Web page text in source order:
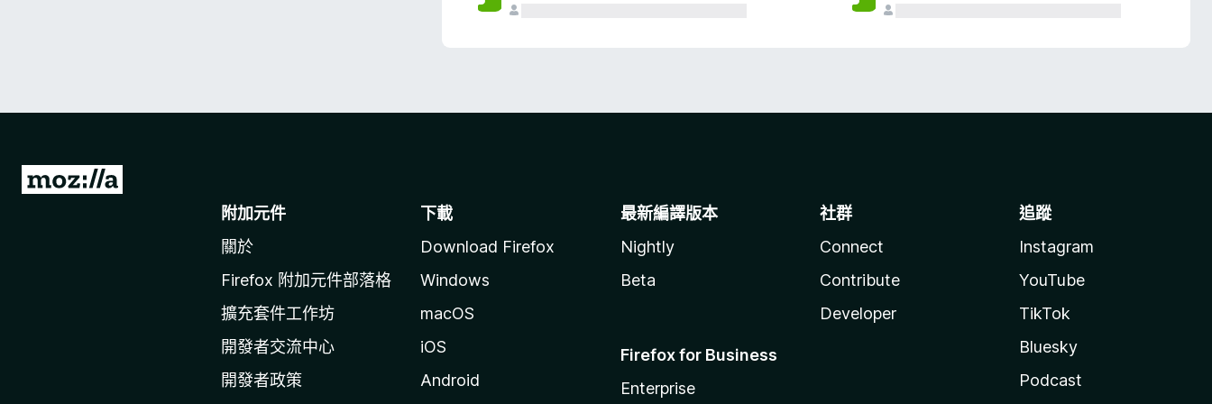
前
附加元件
關於
Firefox 附加元件部落格
擴充套件工作坊
開發者交流中心
開發者政策
下載
Download Firefox
Windows
macOS
iOS
Android
最新編譯版本
Nightly
Beta
Firefox for Business
Enterprise
社群
Connect
Contribute
Developer
追蹤
Instagram
YouTube
TikTok
Bluesky
Podcast